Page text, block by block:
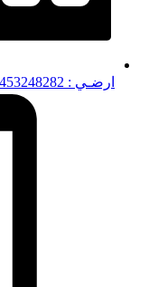
ارضـي : 20453248282+